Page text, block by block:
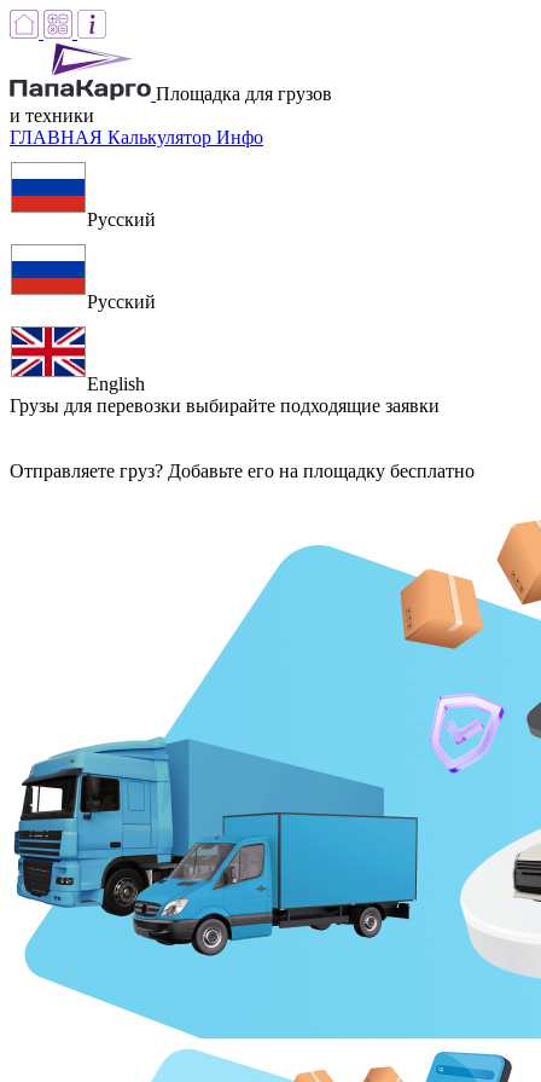
Площадка для грузов
и техники
ГЛАВНАЯ Калькулятор Инфо
Русский
Русский
English
Грузы для перевозки выбирайте подходящие заявки
Отправляете груз? Добавьте его на площадку бесплатно